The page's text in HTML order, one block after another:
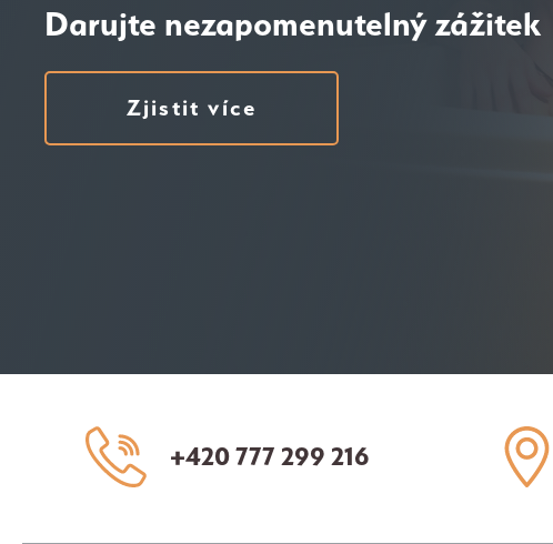
Darujte nezapomenutelný zážitek
Zjistit více
+420 777 299 216